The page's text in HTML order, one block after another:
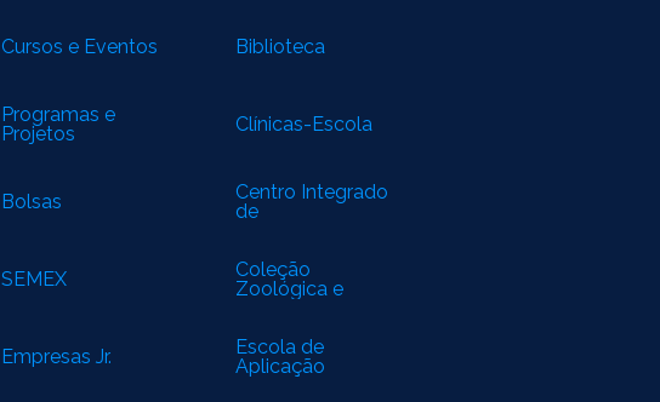
Cursos e Eventos
Programas e
Projetos
Bolsas
SEMEX
Empresas Jr.
Biblioteca
Clínicas-Escola
Centro Integrado
de
Coleção
Zoológica e
Parnaíba
Escola de
Aplicação